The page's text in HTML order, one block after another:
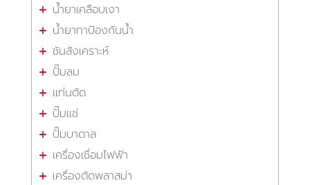
น้ำยาเคลือบเงา
น้ำยาทาป้องกันน้ำ
ชันสังเคราะห์
ปั๊มลม
แท่นตัด
ปั๊มแช่
ปั๊มบาดาล
เครื่องเชื่อมไฟฟ้า
เครื่องตัดพลาสม่า